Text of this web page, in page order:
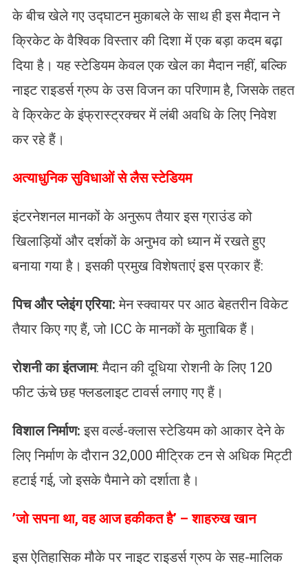
के बीच खेले गए उद्घाटन मुकाबले के साथ ही इस मैदान ने
क्रिकेट के वैश्विक विस्तार की दिशा में एक बड़ा कदम बढ़ा
दिया है। यह स्टेडियम केवल एक खेल का मैदान नहीं, बल्कि
नाइट राइडर्स ग्रुप के उस विजन का परिणाम है, जिसके तहत
वे क्रिकेट के इंफ्रास्ट्रक्चर में लंबी अवधि के लिए निवेश
कर रहे हैं।
​अत्याधुनिक सुविधाओं से लैस स्टेडियम
इंटरनेशनल मानकों के अनुरूप तैयार इस ग्राउंड को
खिलाड़ियों और दर्शकों के अनुभव को ध्यान में रखते हुए
बनाया गया है। इसकी प्रमुख विशेषताएं इस प्रकार हैं:
​पिच और प्लेइंग एरिया: मेन स्क्वायर पर आठ बेहतरीन विकेट
तैयार किए गए हैं, जो ICC के मानकों के मुताबिक हैं।
रोशनी का इंतजाम: मैदान की दूधिया रोशनी के लिए 120
फीट ऊंचे छह फ्लडलाइट टावर्स लगाए गए हैं।
​विशाल निर्माण: इस वर्ल्ड-क्लास स्टेडियम को आकार देने के
लिए निर्माण के दौरान 32,000 मीट्रिक टन से अधिक मिट्टी
हटाई गई, जो इसके पैमाने को दर्शाता है।
​’जो सपना था, वह आज हकीकत है’ – शाहरुख खान
​इस ऐतिहासिक मौके पर नाइट राइडर्स ग्रुप के सह-मालिक